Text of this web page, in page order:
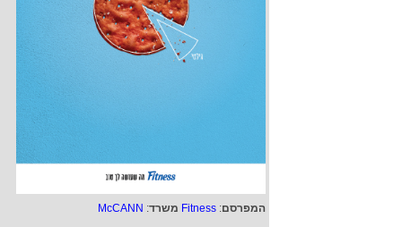
המפרסם:
Fitness משרד:
McCANN